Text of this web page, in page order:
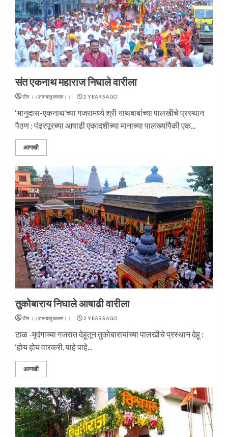
संत एकनाथ महाराज निघाले वारीला
टीम ।।ज्ञानबातुकाराम।। 2 YEARS AGO
‘भानुदास-एकनाथ’च्या गजरामध्ये श्री नाथबाबांच्या पालखीचे प्रस्थान
पैठण : पंढरपूरच्या आषाढी एकादशीच्या मानाच्या पालख्यांपैकी एक...
आणखी
तुकोबाराय निघाले आषाढी वारीला
टीम ।।ज्ञानबातुकाराम।। 2 YEARS AGO
टाळ -मृदंगाच्या गजरात देहूतून तुकोबारायांच्या पालखीचे प्रस्थान देहू :
‘होय होय वारकरी, पाहे पाहे...
आणखी